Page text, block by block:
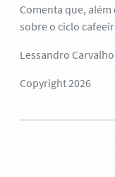
Comenta que,
sobre o ciclo
Lessandro
Copyright 2026